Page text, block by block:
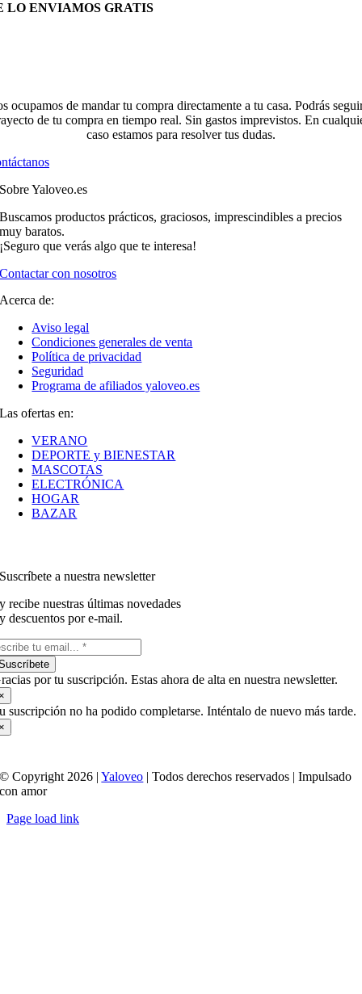
LO ENVIAMOS GRATIS
ocupamos de mandar tu compra directamente a tu casa. Podrás
de tu compra en tiempo real. Sin gastos imprevistos. En
caso estamos para resolver tus dudas.
Sobre Yaloveo.es
Buscamos productos prácticos, graciosos, imprescindibles a precios
muy baratos.
¡Seguro que verás algo que te interesa!
Contactar con nosotros
Acerca de:
Aviso legal
Condiciones generales de venta
Política de privacidad
Seguridad
Programa de afiliados yaloveo.es
Las ofertas en:
VERANO
DEPORTE y BIENESTAR
MASCOTAS
ELECTRÓNICA
HOGAR
BAZAR
Suscríbete a nuestra newsletter
y recibe nuestras últimas novedades
y descuentos por e-mail.
por tu suscripción. Estas ahora de alta en nuestra newsletter.
suscripción no ha podido completarse. Inténtalo de nuevo más tarde.
© Copyright 2026 |Yaloveo | Todos derechos reservados | Impulsado
con amor
Page load link